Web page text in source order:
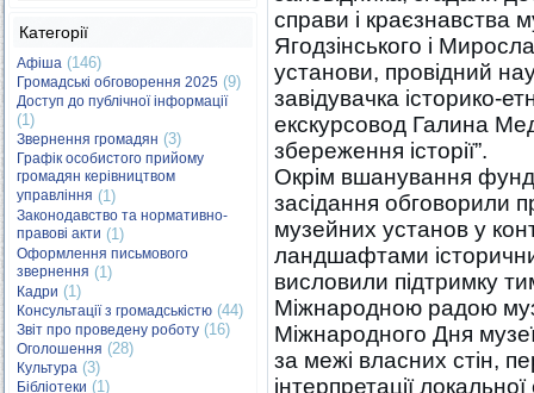
Категорії
Афіша (146)
Громадські обговорення 2025 (9)
Доступ до публічної інформації
(1)
Звернення громадян (3)
Графік особистого прийому
громадян керівництвом
управління (1)
Законодавство та нормативно-
правові акти (1)
Оформлення письмового
звернення (1)
Кадри (1)
Консультації з громадськістю (44)
Звіт про проведену роботу (16)
Оголошення (28)
Культура (3)
Бібліотеки (1)
справи і краєзнавства
Ягодзінського і
установи, провідний
завідувачка історико-
екскурсовод Галина
збереження історії”.
Окрім вшанування
засідання обговорили
музейних установ у
ландшафтами
висловили підтримку
Міжнародною радою
Міжнародного Дня
за межі власних стін,
інтерпретації